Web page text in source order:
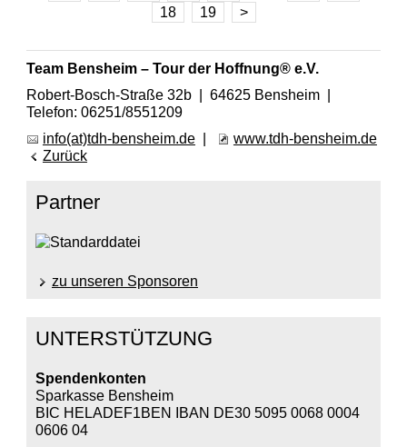
18
19 >
Team Bensheim – Tour der Hoffnung® e.V.
Robert-Bosch-Straße 32b | 64625 Bensheim |
Telefon: 06251/8551209
info(at)tdh-bensheim.de|
www.tdh-bensheim.de
Zurück
Partner
zu unseren Sponsoren
UNTERSTÜTZUNG
Spendenkonten
Sparkasse Bensheim
BIC HELADEF1BEN IBAN DE30 5095 0068 0004
0606 04